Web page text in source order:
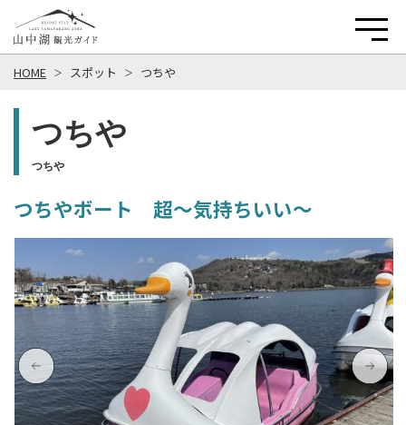
HOME スポット つちや
つちや
つちや
つちやボート 超～気持ちいい～